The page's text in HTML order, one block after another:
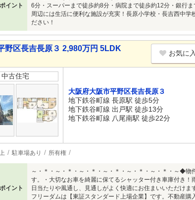
イント
6分・スーパーまで徒歩約8分・病院まで徒歩約12分・銀行
周辺には生活に便利な施設が充実！長原小学校・長吉西中
ださい！
野区長吉長原３ 2,980万円 5LDK
お気に
中古住宅
大阪府大阪市平野区長吉長原３
地下鉄谷町線 長原駅 徒歩5分
地下鉄谷町線 出戸駅 徒歩13分
地下鉄谷町線 八尾南駅 徒歩22分
駐車場あり 所有権
イント
～・＊・～・＊・～・＊・～・＊・～・＊・～・＊・～◆
す。・大切なお車を綺麗に保てるシャッター付き車庫付き
日当たりや風通し、見通しがよく快適にお住まいいただけ
フリーダムは【東証スタンダード上場企業】です。不動産